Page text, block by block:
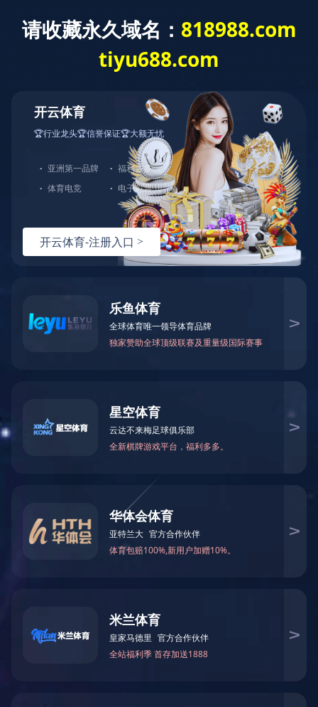
您的位置： 首页 > 荣誉资质 > 荣誉 > 详情
2022年工程半岛平台-半岛(中国)
一站式服务平台 成果文件质量评
价优秀
发布日期：2022-12-22 来源：本站 阅读量：215